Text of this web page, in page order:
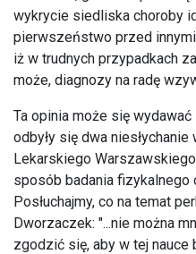
wykrycie siedliska choroby
pierwszeństwo przed
iż w trudnych przypadkach
może, diagnozy na radę
Ta opinia może się
odbyły się dwa
Lekarskiego
sposób badania fizykalnego
Posłuchajmy, co na temat
Dworzaczek: "...nie można
zgodzić się, aby w tej nauce